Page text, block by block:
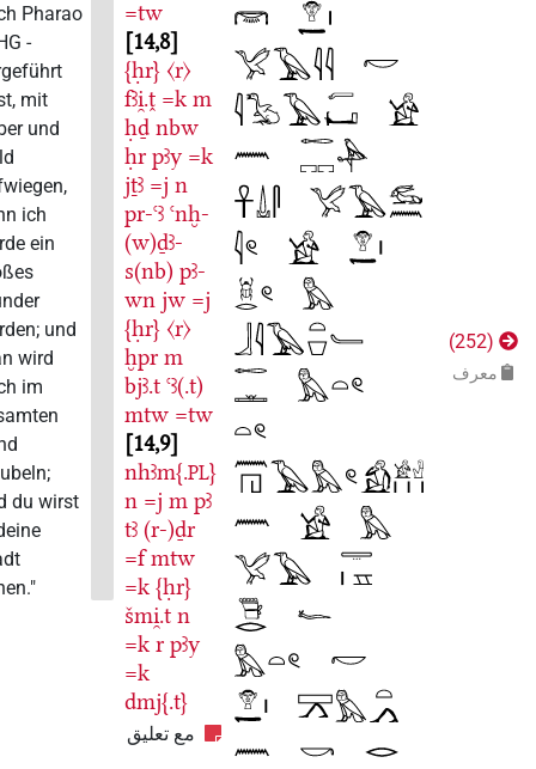
252
)
14,8
{ḥr}
fꜣi̯.ṱ =k
m
ḥḏ nbw
ḥr pꜣy
=k
jṯꜣ
pr-ꜥꜣ
ꜥnḫ-
(w)ḏꜣ-
s(nb)
pꜣ-
wn jw
=j
{ḥr}
ḫpr
bjꜣ.t
mtw
14,9
nhꜣm{.
PL}
n =j m
pꜣ
tꜣ (r-)ḏr
=f mtw
=k
šmi̯.t
=k r
pꜣy
dmj{.t}
مع تعليق
mich Pharao
- LHG -
vorgeführt
hast, mit
Silber und
aufwiegen,
denn ich
werde ein
großes
Wunder
werden; und
man wird
mich im
gesamten
bejubeln;
und du wirst
in deine
Stadt
gehen."